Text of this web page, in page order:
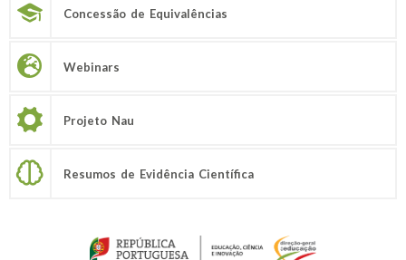
Concessão de Equivalências
Webinars
Projeto Nau
Resumos de Evidência Científica